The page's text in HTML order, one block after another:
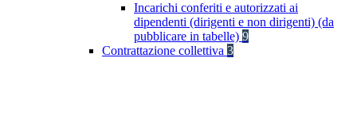
Incarichi conferiti e autorizzati ai
dipendenti (dirigenti e non dirigenti) (da
pubblicare in tabelle) 9
Contrattazione collettiva 3